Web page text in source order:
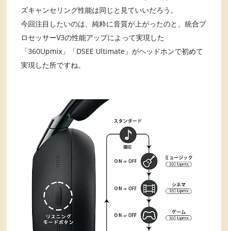
ズキャンセリング性能は同じと見ていいだろう。
今回注目したいのは、純粋に音質が上がったのと、統合プ
ロセッサーV3の性能アップによって実現した
「360Upmix」「DSEE Ultimate」がヘッドホンで初めて
実現した所ですね。